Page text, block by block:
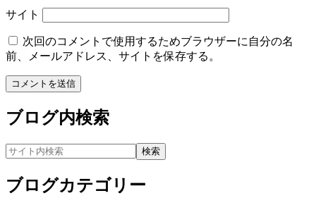
サイト
次回のコメントで使用するためブラウザーに自分の名
前、メールアドレス、サイトを保存する。
ブログ内検索
ブログカテゴリー